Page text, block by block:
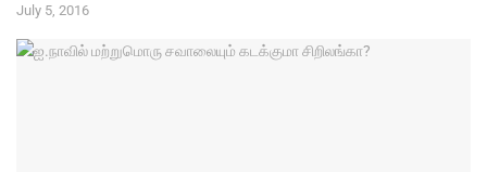
July 5, 2016